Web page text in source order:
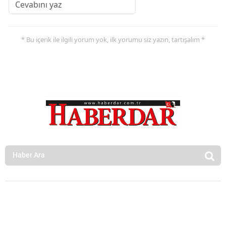
* Bu içerik ile ilgili yorum yok, ilk yorumu siz yazın, tartışalım *